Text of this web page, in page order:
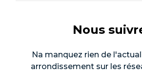
Nous
Na manquez rien de
arrondissement sur les